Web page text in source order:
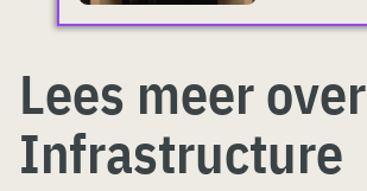
Lees meer over
Infrastructure